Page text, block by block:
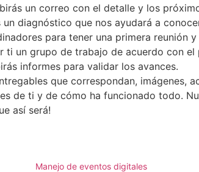
un correo con el detalle y los
diagnóstico que nos ayudará a
para tener una primera reunión
ti un grupo de trabajo de acuerdo con
informes para validar los avances.
que correspondan, imágenes,
de ti y de cómo ha funcionado todo.
así será!
Manejo de eventos digitales